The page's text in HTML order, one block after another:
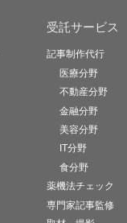
受託サービス
記事制作代行
医療分野
不動産分野
金融分野
美容分野
IT分野
食分野
薬機法チェック
専門家記事監修